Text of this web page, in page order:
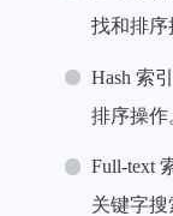
找和排序
Hash 索
排序操作
Full-text
关键字搜